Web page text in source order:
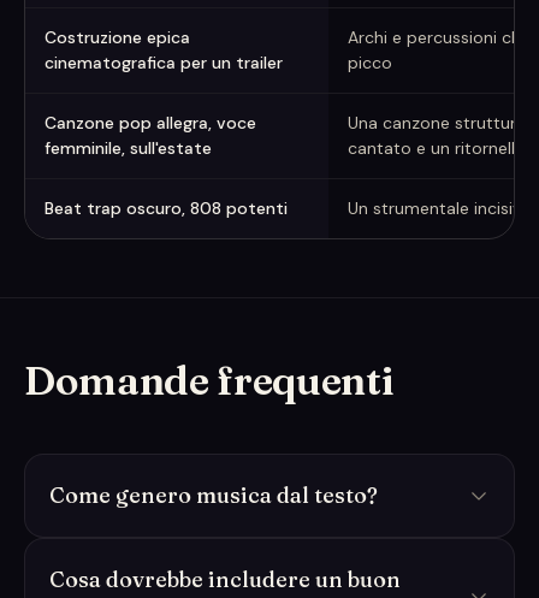
Costruzione epica
cinematografica per un trailer
Archi e percussioni che
picco
Canzone pop allegra, voce
femminile, sull'estate
Una canzone
cantato e un ritornello
Beat trap oscuro, 808 potenti Un strumentale
Domande frequenti
Come genero musica dal testo?
Cosa dovrebbe includere un buon